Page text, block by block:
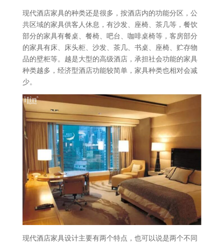
现代酒店家具的种类还是很多，按酒店内的功能分区，公
共区域的家具供客人休息，有沙发、座椅、茶几等，餐饮
部分的家具有餐桌、餐椅、吧台、咖啡桌椅等，客房部分
的家具有床、床头柜、沙发、茶几、书桌、座椅、贮存物
品的壁柜等。越是大型的高级酒店，承担社会功能的家具
种类越多，经济型酒店功能较简单，家具种类也相对会减
少。
现代酒店家具设计主要有两个特点，也可以说是两个不同